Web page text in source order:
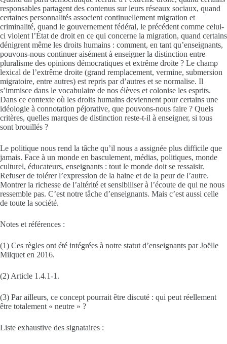
responsables partagent des contenus sur leurs réseaux sociaux, quand
certaines personnalités associent continuellement migration et
criminalité, quand le gouvernement fédéral, le précédent comme celui-
ci violent l’État de droit en ce qui concerne la migration, quand certains
dénigrent même les droits humains : comment, en tant qu’enseignants,
pouvons-nous continuer aisément à enseigner la distinction entre
pluralisme des opinions démocratiques et extrême droite ? Le champ
lexical de l’extrême droite (grand remplacement, vermine, submersion
migratoire, entre autres) est repris par d’autres et se normalise. Il
s’immisce dans le vocabulaire de nos élèves et colonise les esprits.
Dans ce contexte où les droits humains deviennent pour certains une
idéologie à connotation péjorative, que pouvons-nous faire ? Quels
critères, quelles marques de distinction reste-t-il à enseigner, si tous
sont brouillés ?
Le politique nous rend la tâche qu’il nous a assignée plus difficile que
jamais. Face à un monde en basculement, médias, politiques, monde
culturel, éducateurs, enseignants : tout le monde doit se ressaisir.
Refuser de tolérer l’expression de la haine et de la peur de l’autre.
Montrer la richesse de l’altérité et sensibiliser à l’écoute de qui ne nous
ressemble pas. C’est notre tâche d’enseignants. Mais c’est aussi celle
de toute la société.
Notes et références :
(1) Ces règles ont été intégrées à notre statut d’enseignants par Joëlle
Milquet en 2016.
(2) Article 1.4.1-1.
(3) Par ailleurs, ce concept pourrait être discuté : qui peut réellement
être totalement « neutre » ?
Liste exhaustive des signataires :